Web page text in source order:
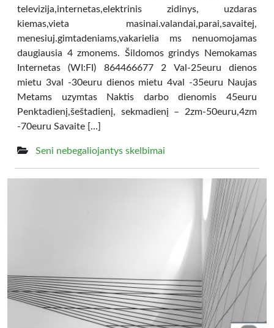
televizija,internetas,elektrinis zidinys, uzdaras
kiemas,vieta masinai.valandai,parai,savaitej,
menesiuj.gimtadeniams,vakarielia ms nenuomojamas
daugiausia 4 zmonems. Šildomos grindys Nemokamas
Internetas (WI:FI) 864466677 2 Val-25euru dienos
mietu 3val -30euru dienos mietu 4val -35euru Naujas
Metams uzymtas Naktis darbo dienomis 45euru
Penktadienį,šeštadienį, sekmadienį – 2zm-50euru,4zm
-70euru Savaite […]
Seni nebegaliojantys skelbimai